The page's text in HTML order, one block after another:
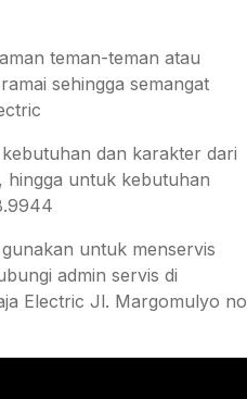
teman-teman atau
sehingga semangat
dan karakter dari
hingga untuk kebutuhan
untuk menservis
admin servis di
Electric Jl. Margomulyo no